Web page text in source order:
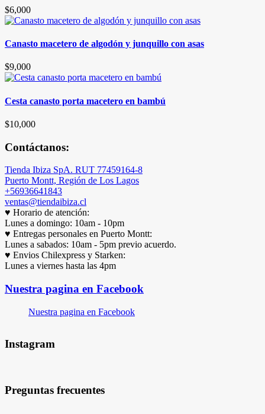
$6,000
Canasto macetero de algodón y junquillo con asas
$9,000
Cesta canasto porta macetero en bambú
$10,000
Contáctanos:
Tienda Ibiza SpA. RUT 77459164-8
Puerto Montt, Región de Los Lagos
+56936641843
ventas@tiendaibiza.cl
♥ Horario de atención:
Lunes a domingo: 10am - 10pm
♥ Entregas personales en Puerto Montt:
Lunes a sabados: 10am - 5pm previo acuerdo.
♥ Envios Chilexpress y Starken:
Lunes a viernes hasta las 4pm
Nuestra pagina en Facebook
Nuestra pagina en Facebook
Instagram
Preguntas frecuentes